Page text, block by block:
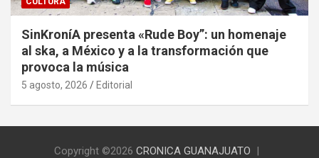
SinKroníA presenta «Rude Boy”: un homenaje
al ska, a México y a la transformación que
provoca la música
5 agosto, 2026 Editorial
Copyright ©2026 CRONICA GUANAJUATO